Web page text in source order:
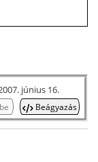
június 16.
Beágyazás